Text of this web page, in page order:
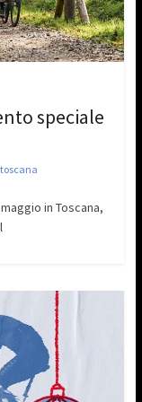
speciale
toscana
in Toscana,